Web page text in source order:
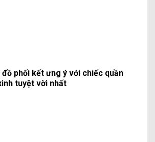
đồ phối kết ưng ý với chiếc quần
tuyệt vời nhất